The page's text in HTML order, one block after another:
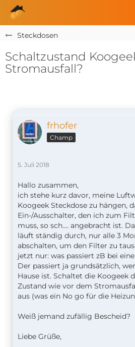
Steckdosen
Schaltzustand
Stromausfall?
frhofer
Champ
5. Juli 2018
Hallo zusammen,
ich stehe kurz davor, meine
Koogeek Steckdose zu hängen,
Ein-/Ausschalter, den ich zum
muss, so sch.... angebracht ist.
läuft ständig durch, nur alle 3
abschalten, um den Filter zu
jetzt nur: was passiert zB bei
Der passiert ja grundsätzlich,
Hause ist. Schaltet die Koogeek
Zustand wie vor dem
aus (was ein No go für die
Weiß jemand zufällig Bescheid?
Liebe Grüße,